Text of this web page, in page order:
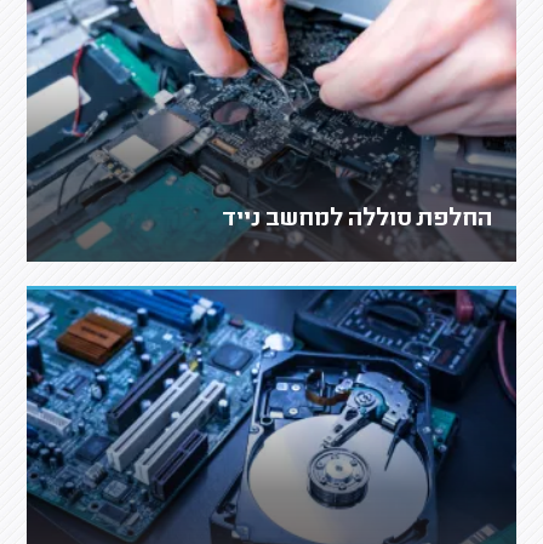
החלפת סוללה למחשב נייד